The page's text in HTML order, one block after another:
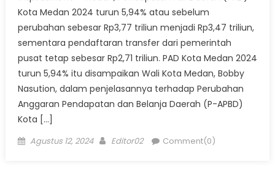
Kota Medan 2024 turun 5,94% atau sebelum
perubahan sebesar Rp3,77 triliun menjadi Rp3,47 triliun,
sementara pendaftaran transfer dari pemerintah
pusat tetap sebesar Rp2,71 triliun. PAD Kota Medan 2024
turun 5,94% itu disampaikan Wali Kota Medan, Bobby
Nasution, dalam penjelasannya terhadap Perubahan
Anggaran Pendapatan dan Belanja Daerah (P-APBD)
Kota […]
Posted
Agustus 12, 2024 Author
Editor02 Comment(0)